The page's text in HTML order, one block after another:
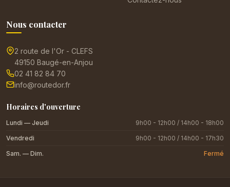
Nous contacter
2 route de l'Or - CLEFS
49150 Baugé-en-Anjou
02 41 82 84 70
info@routedor.fr
Horaires d'ouverture
Lundi — Jeudi
9h00 - 12h00 / 14h00 - 18h00
Vendredi
9h00 - 12h00 / 14h00 - 17h30
Sam. — Dim.
Fermé